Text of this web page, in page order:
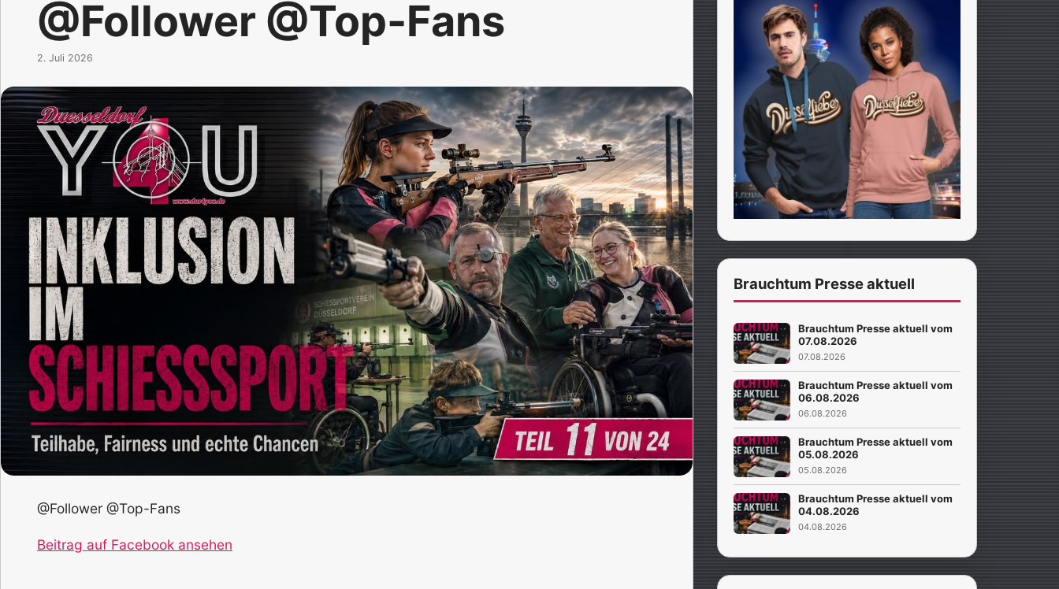
@Follower @Top-Fans
2. Juli 2026
@Follower @Top-Fans
Beitrag auf Facebook ansehen
Brauchtum Presse aktuell
Brauchtum Presse aktuell vom
07.08.2026
07.08.2026
Brauchtum Presse aktuell vom
06.08.2026
06.08.2026
Brauchtum Presse aktuell vom
05.08.2026
05.08.2026
Brauchtum Presse aktuell vom
04.08.2026
04.08.2026